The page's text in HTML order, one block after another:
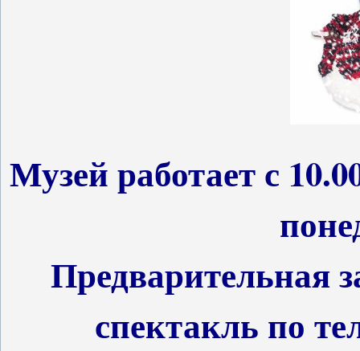
Музей работает с
Предварительная
спектакль по